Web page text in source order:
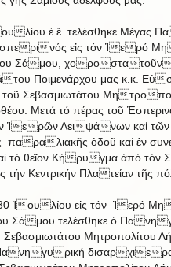
λίου ἐ.ἔ. τελέσθηκε Μέγας
σπερινός εἰς τόν Ἱερό
Σάμου, χοροστατοῦν
Ποιμενάρχου μας κ.κ. Εὐ
τοῦ Σεβασμιωτάτου Μητρο
Μετά τό πέρας τοῦ
Ἱερῶν Λειψάνων καί
ραλιακῆς ὁδοῦ καί ἐν
θεῖον Κήρυγμα ἀπό τόν
τήν Κεντρικήν Πλατείαν τῆς
Ἰουλίου εἰς τόν Ἱερό Μη
Σάμου τελέσθηκε ὁ Πανη
Μητροπολίτου
νηγυρική δισαρχιε